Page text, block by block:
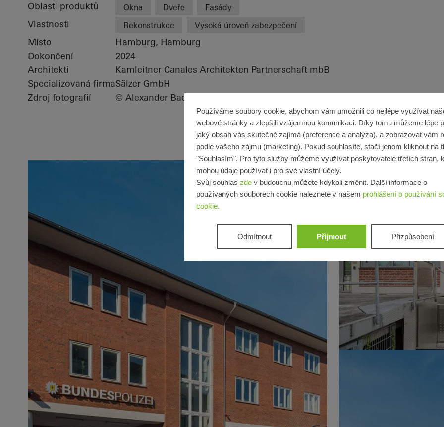
Oblasti produktů
Okna Dveře Fasády
Vlastnosti Rekonstrukce Vysoká úroveň zabezpečení
Místo
Hamburg, Hamburg
Dokončení
2024
Architekti
Kamleitner Canales Architekten Partnerschaft mbB
Specializovaná firmaSälzer GmbH
Zdroj fotografií
© Alexander Bach
Používáme soubory cookie, abychom vám umožnili co nejlépe využívat
webové stránky a zlepšili vzájemnou komunikaci. Díky tomu můžeme lépe
jaký obsah vás skutečně zajímá (preference a analýza), a zobrazovat vám
podle vašeho zájmu (marketing). Pokud souhlasíte, stačí jenom kliknout na
"Souhlasím". Pro tyto služby můžeme využívat poskytovatele třetích stran,
mohou údaje používat i pro své vlastní účely.
Svůj souhlas zde v budoucnu můžete kdykoli změnit. Další informace o
používaných souborech cookie naleznete v našem prohlášení o používání
cookie.
Odmítnout Přijmout Přizpůsobení